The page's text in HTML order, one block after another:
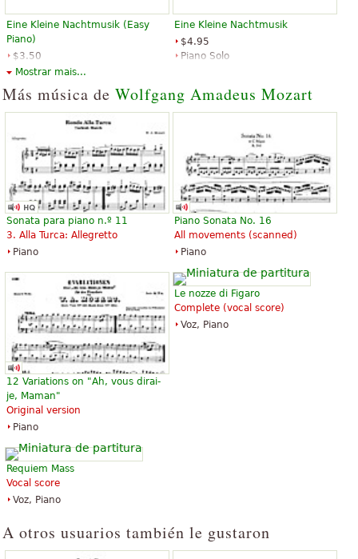
Eine Kleine Nachtmusik (Easy
Piano)
$3.50
Piano Solo, Easy Piano
Eine Kleine Nachtmusik
$4.95
Piano Solo
Eine kleine Nachtmusik K. 525
$9.95
Piano, Violin
Eine Kleine Nachtmusik
$10.00
Piano Solo
Eine Kleine Nachtmusik (Easy
Piano)
$11.95
Piano
Eine kleine Nachtmusik
$13.95
Eine kleine Nachtmusik fur
Streicher G-Dur KV 525
Mostrar mais...
Más música de Wolfgang Amadeus Mozart
Sonata para piano n.º 11
3. Alla Turca: Allegretto
Piano
Piano Sonata No. 16
All movements (scanned)
Piano
12 Variations on "Ah, vous dirai-
je, Maman"
Original version
Piano
Le nozze di Figaro
Complete (vocal score)
Voz, Piano
Requiem Mass
Vocal score
Voz, Piano
A otros usuarios también le gustaron